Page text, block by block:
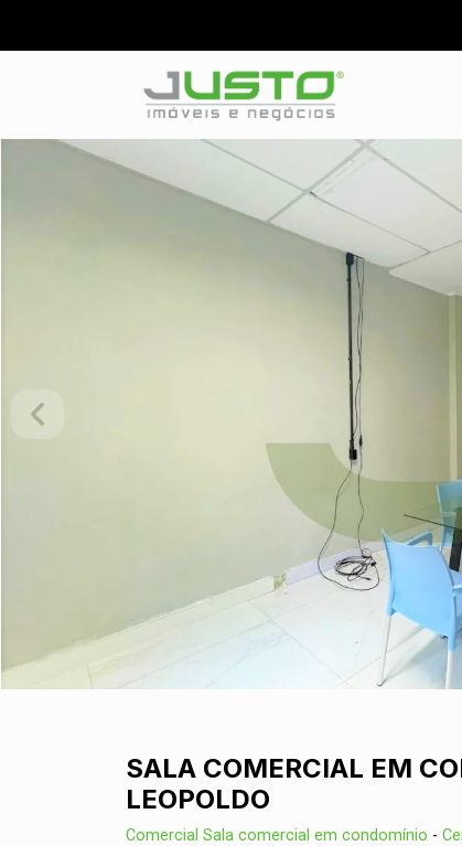
SALA COMERCIAL EM
LEOPOLDO
Comercial Sala comercial em condomínio -